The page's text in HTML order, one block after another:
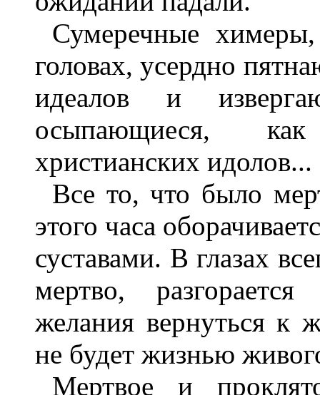
Сумеречные
головах, усердно
идеалов и
осыпающиеся,
христианских идолов...
Все то, что было
этого часа
суставами. В глазах
мертво,
желания вернуться к
не будет жизнью
Мертвое и